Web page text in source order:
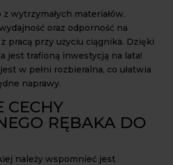
wytrzymałych materiałów.
oraz odporność na
pracą przy użyciu ciągnika. Dzięki
jest trafioną inwestycją na lata!
w pełni rozbieralna, co ułatwia
naprawy.
CECHY
RĘBAKA DO
należy wspomnieć jest